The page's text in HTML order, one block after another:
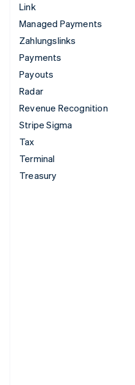
Link
Managed Payments
Zahlungslinks
Payments
Payouts
Radar
Revenue Recognition
Stripe Sigma
Tax
Terminal
Treasury